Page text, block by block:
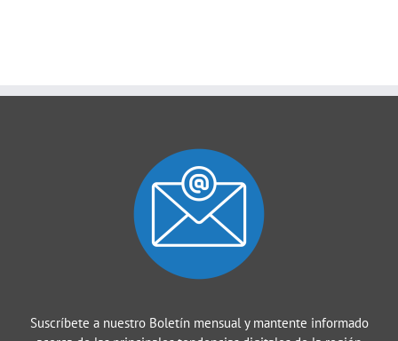
Suscríbete a nuestro Boletín mensual y mantente informado